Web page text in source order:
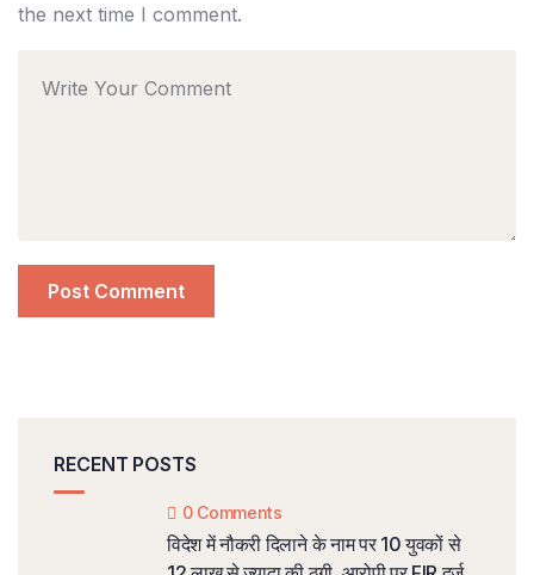
the next time I comment.
RECENT POSTS
0 Comments
विदेश में नौकरी दिलाने के नाम पर 10 युवकों से